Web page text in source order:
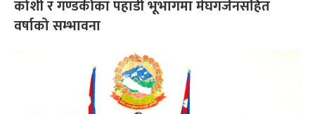
कोशी र गण्डकीका पहाडी भूभागमा मेघगर्जनसहित
वर्षाको सम्भावना